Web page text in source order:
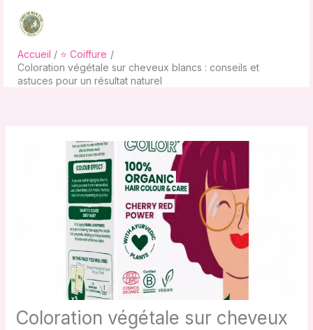
contenu
Accueil
⭐ Coiffure
Coloration végétale sur cheveux blancs : conseils et
astuces pour un résultat naturel
Coloration végétale sur cheveux